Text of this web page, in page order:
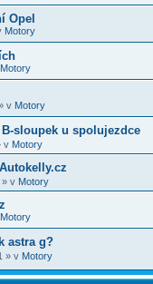
Opel
Motory
Motory
v Motory
sloupek u spolujezdce
v Motory
» v Motory
Motory
astra g?
» v Motory